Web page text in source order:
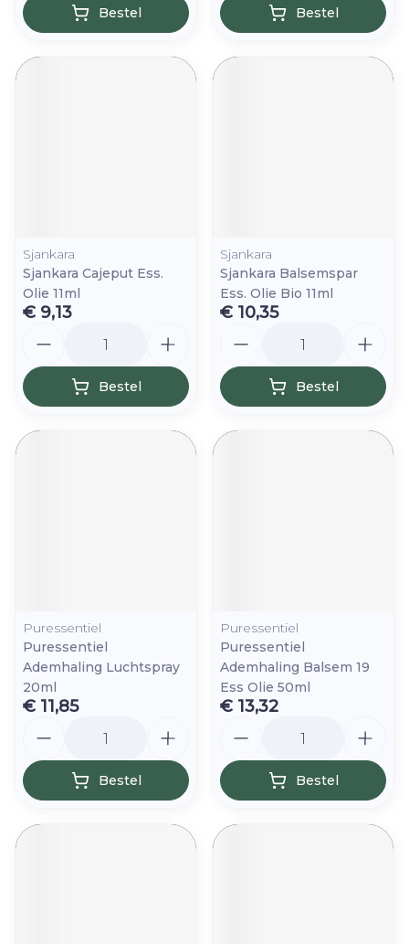
Bestel Bestel
Sjankara
Sjankara Cajeput Ess.
Olie 11ml
€ 9,13
Bestel
Sjankara
Sjankara Balsemspar
Ess. Olie Bio 11ml
€ 10,35
Bestel
Puressentiel
Puressentiel
Ademhaling Luchtspray
20ml
€ 11,85
Bestel
Puressentiel
Puressentiel
Ademhaling Balsem 19
Ess Olie 50ml
€ 13,32
Bestel